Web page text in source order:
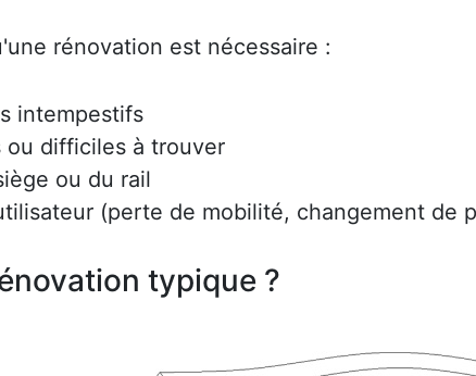
rénovation est nécessaire :
intempestifs
ou difficiles à trouver
ou du rail
(perte de mobilité, changement de
typique ?